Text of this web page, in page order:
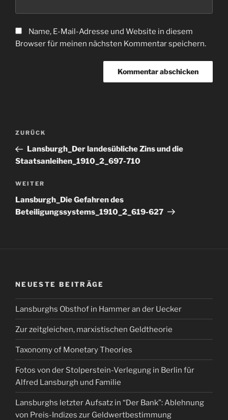
Name, E-Mail-Adresse und Website in diesem
Browser für meinen nächsten Kommentar speichern.
Beitragsnavigation
Vorheriger
Beitrag
ZURÜCK
Lansburgh_Der landesübliche Zins und die
Staatsanleihen_1910_2_697-710
Nächster
Beitrag
WEITER
Lansburgh_Die Gefahren des
Beteiligungssystems_1910_2_619-627
NEUESTE BEITRÄGE
Lansburghs Obsthof in Hammer an der Uecker
Zur zeitgleichen, marxistischen Geldtheorie
Taxonomy of Monetary Theories
Fotos von der Stolperstein-Verlegung in Berlin für
Alfred Lansburgh und Familie
Lansburghs letzter Aufsatz in “Der Bank”: Ablehnung
von Preis-Indizes zur Geldwertbestimmung